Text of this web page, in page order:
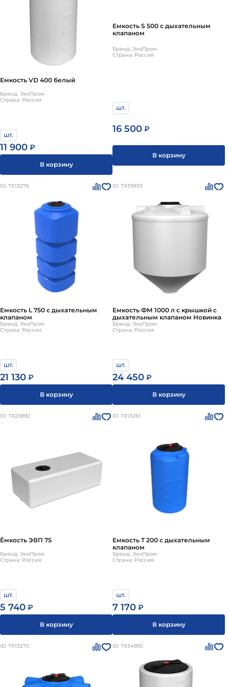
Емкость VD 400 белый
Бренд: ЭкоПром
Страна: Россия
шт.
11 900 ₽
В корзину
Емкость S 500 с дыхательным
клапаном
Бренд: ЭкоПром
Страна: Россия
шт.
16 500 ₽
В корзину
ID: ТХ13276
Емкость L 750 с дыхательным
клапаном
Бренд: ЭкоПром
Страна: Россия
шт.
21 130 ₽
В корзину
ID: ТХ39933
Емкость ФМ 1000 л с крышкой с
дыхательным клапаном Новинка
Бренд: ЭкоПром
Страна: Россия
шт.
24 450 ₽
В корзину
ID: ТХ23892
Ёмкость ЭВП 75
Бренд: ЭкоПром
Страна: Россия
шт.
5 740 ₽
В корзину
ID: ТХ13261
Емкость T 200 с дыхательным
клапаном
Бренд: ЭкоПром
Страна: Россия
шт.
7 170 ₽
В корзину
ID: ТХ13270 ID: ТХ34892